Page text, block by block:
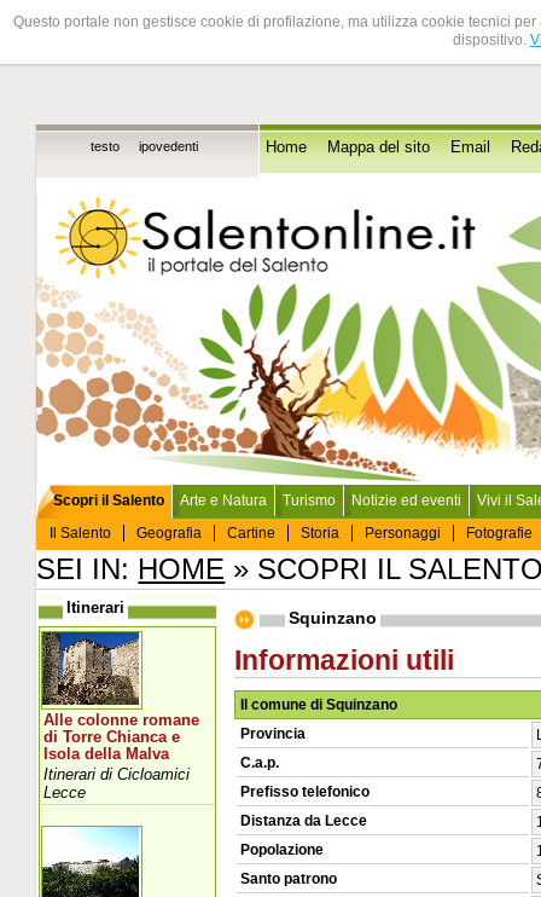
Questo portale non gestisce cookie di profilazione, ma utilizza cookie tecnici
dispositivo.
testo ipovedenti Home Mappa del sito Email
Scopri il Salento
Il Salento
Geografia Cartine Storia Personaggi Fotografie
Arte e Natura Turismo Notizie ed eventi Vivi il
SEI IN: HOME » SCOPRI IL
Squinzano
Informazioni utili
Il comune di Squinzano
Provincia
C.a.p.
Prefisso telefonico
Distanza da Lecce
Popolazione
Santo patrono
Itinerari
Alle colonne romane
di Torre Chianca e
Isola della Malva
Itinerari di Cicloamici
Lecce